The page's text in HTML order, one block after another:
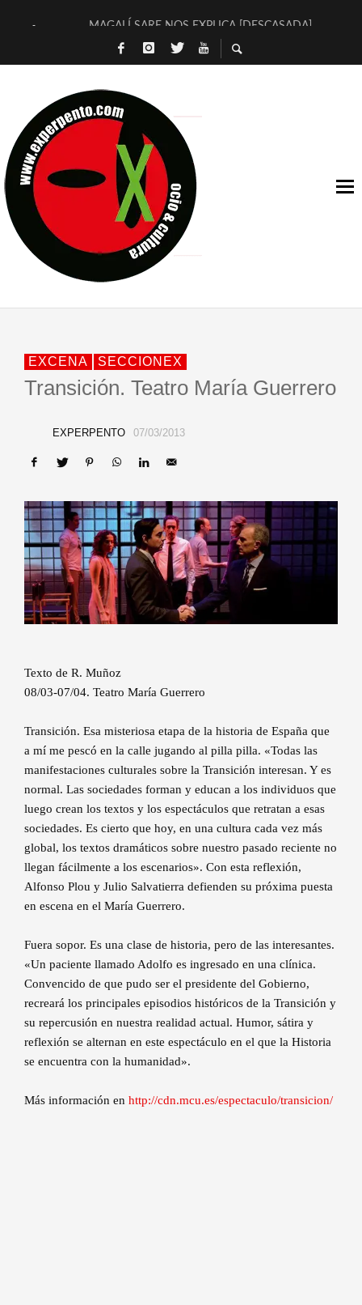
MAGALÍ SARE NOS EXPLICA [DESCASADA]
«NO TENGO PUTOS SUEÑOS»
[LA BOLA NEGRA] DE JAVIER CALVO Y JAVIER AMBROSSI
OSLO OVNIES LLEGAN CORRIENDO A ARANDA
FÉLIX CALVO NOS PRESENTA [LAS PALMERAS] (NOVELA
[EL SER QUERIDO] DE RODRIGO SOROGOYEN
ENTREVISTA A IVÁN HUMANES POR [EL LIBRO ROJO]
ARRABAL, ARRABAL, ARRABAL, ARRABEAUX
EXCENA SECCIONEX
Transición. Teatro María Guerrero
EXPERPENTO 07/03/2013
Texto de R. Muñoz
08/03-07/04. Teatro María Guerrero
Transición. Esa misteriosa etapa de la historia de España que
a mí me pescó en la calle jugando al pilla pilla. «Todas las
manifestaciones culturales sobre la Transición interesan. Y es
normal. Las sociedades forman y educan a los individuos que
luego crean los textos y los espectáculos que retratan a esas
sociedades. Es cierto que hoy, en una cultura cada vez más
global, los textos dramáticos sobre nuestro pasado reciente no
llegan fácilmente a los escenarios». Con esta reflexión,
Alfonso Plou y Julio Salvatierra defienden su próxima puesta
en escena en el María Guerrero.
Fuera sopor. Es una clase de historia, pero de las interesantes.
«Un paciente llamado Adolfo es ingresado en una clínica.
Convencido de que pudo ser el presidente del Gobierno,
recreará los principales episodios históricos de la Transición y
su repercusión en nuestra realidad actual. Humor, sátira y
reflexión se alternan en este espectáculo en el que la Historia
se encuentra con la humanidad».
Más información en http://cdn.mcu.es/espectaculo/transicion/